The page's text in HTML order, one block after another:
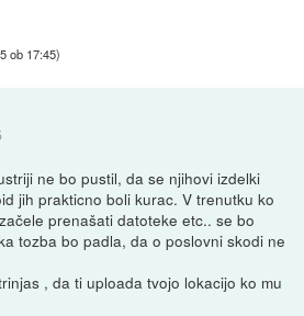
ob 17:45)
ne bo pustil, da se njihovi izdelki
jih prakticno boli kurac. V trenutku ko
prenašati datoteke etc.. se bo
tozba bo padla, da o poslovni skodi ne
, da ti uploada tvojo lokacijo ko mu